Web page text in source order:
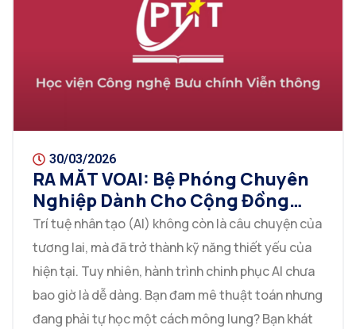
30/03/2026
RA MẮT VOAI: Bệ Phóng Chuyên
Nghiệp Dành Cho Cộng Đồng
Olympic Trí Tuệ Nhân Tạo Việt
Nam
Trí tuệ nhân tạo (AI) không còn là câu chuyện của
tương lai, mà đã trở thành kỹ năng thiết yếu của
hiện tại. Tuy nhiên, hành trình chinh phục AI chưa
bao giờ là dễ dàng. Bạn đam mê thuật toán nhưng
đang phải tự học một cách mông lung? Bạn khát